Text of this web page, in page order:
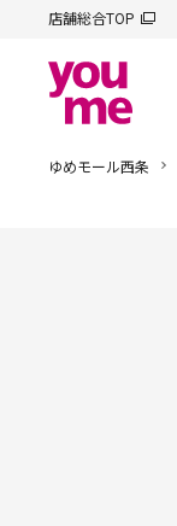
店舗総合TOP
ゆめモール西条